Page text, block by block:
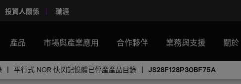
投資人關係 職涯
產品 市場與產業應用 合作夥伴 業務與支援 關於
平行式 NOR 快閃記憶體已停產產品目錄 JS28F128P30BF75A